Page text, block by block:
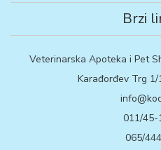
Brzi
Veterinarska Apoteka i Pet
Karađorđev Trg
011/
065/